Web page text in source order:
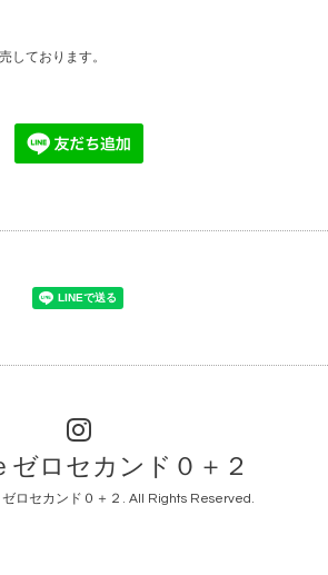
しております。
ゼロセカンド０＋２
ロセカンド０＋２ . All Rights Reserved.